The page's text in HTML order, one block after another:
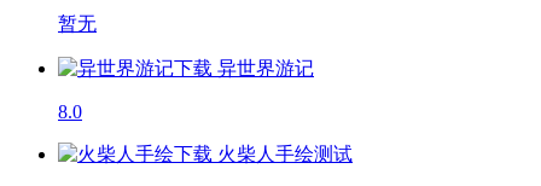
暂无
异世界游记
8.0
火柴人手绘测试